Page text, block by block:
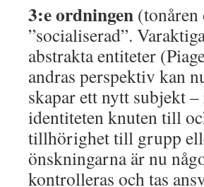
3:e ordningen (tonåren
”socialiserad”.
abstrakta entiteter
andras perspektiv kan
skapar ett nytt subjekt
identiteten knuten till
tillhörighet till grupp
önskningarna är nu
kontrolleras och tas